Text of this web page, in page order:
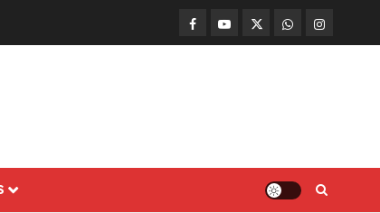
FacebookMathemurasu
TV
TwitterWhatsAppInstagram